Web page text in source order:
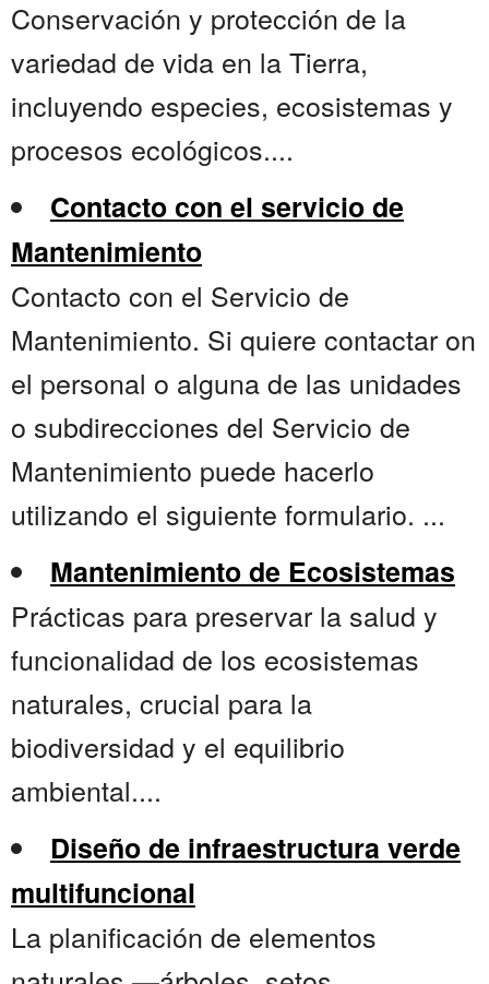
Conservación y protección de la
variedad de vida en la Tierra,
incluyendo especies, ecosistemas y
procesos ecológicos....
Contacto con el servicio de
Mantenimiento
Contacto con el Servicio de
Mantenimiento. Si quiere contactar on
el personal o alguna de las unidades
o subdirecciones del Servicio de
Mantenimiento puede hacerlo
utilizando el siguiente formulario. ...
Mantenimiento de Ecosistemas
Prácticas para preservar la salud y
funcionalidad de los ecosistemas
naturales, crucial para la
biodiversidad y el equilibrio
ambiental....
Diseño de infraestructura verde
multifuncional
La planificación de elementos